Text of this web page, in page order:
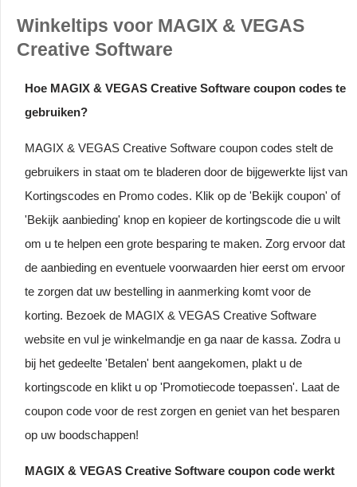
Winkeltips voor MAGIX & VEGAS
Creative Software
Hoe MAGIX & VEGAS Creative Software coupon codes te
gebruiken?
MAGIX & VEGAS Creative Software coupon codes stelt de
gebruikers in staat om te bladeren door de bijgewerkte lijst van
Kortingscodes en Promo codes. Klik op de 'Bekijk coupon' of
'Bekijk aanbieding' knop en kopieer de kortingscode die u wilt
om u te helpen een grote besparing te maken. Zorg ervoor dat
de aanbieding en eventuele voorwaarden hier eerst om ervoor
te zorgen dat uw bestelling in aanmerking komt voor de
korting. Bezoek de MAGIX & VEGAS Creative Software
website en vul je winkelmandje en ga naar de kassa. Zodra u
bij het gedeelte 'Betalen' bent aangekomen, plakt u de
kortingscode en klikt u op 'Promotiecode toepassen'. Laat de
coupon code voor de rest zorgen en geniet van het besparen
op uw boodschappen!
MAGIX & VEGAS Creative Software coupon code werkt